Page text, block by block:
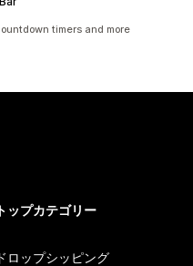
timers and more
トップカテゴリー
ドロップシッピング